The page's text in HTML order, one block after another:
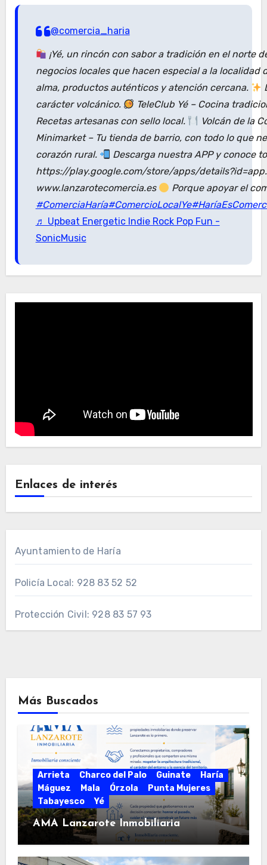
@comercia_haria
¡Yé, un rincón con sabor a tradición en el norte
negocios locales que hacen especial a la localidad
alma, productos auténticos y atención cercana.
carácter volcánico.
TeleClub Yé – Cocina
Recetas artesanas con sello local.
Volcán de la
Minimarket – Tu tienda de barrio, con todo lo que
corazón rural.
Descarga nuestra APP y conoce
https://play.google.com/store/apps/
www.lanzarotecomercia.es
Porque apoyar el
#ComerciaHaría#ComercioLocalYe
♬ Upbeat Energetic Indie Rock Pop Fun -
SonicMusic
Enlaces de interés
Ayuntamiento de Haría
Policía Local: 928 83 52 52
Protección Civil: 928 83 57 93
Más Buscados
Arrieta Charco del Palo Guinate
Haría
Máguez
Mala Órzola
Punta Mujeres
Tabayesco
Yé
AMA Lanzarote Inmobiliaria